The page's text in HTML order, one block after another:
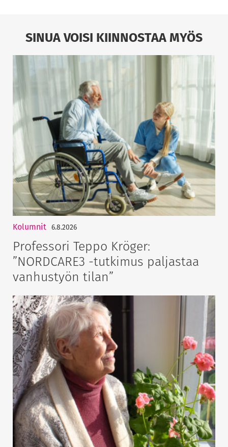
SINUA VOISI KIINNOSTAA MYÖS
Kolumnit 6.8.2026
Professori Teppo Kröger:
”NORDCARE3 -tutkimus paljastaa
vanhustyön tilan”